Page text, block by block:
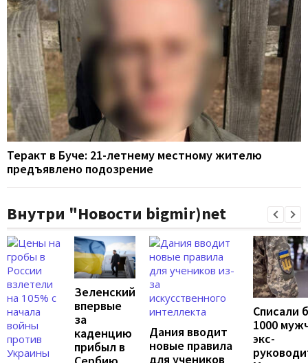
Теракт в Буче: 21-летнему местному жителю
предъявлено подозрение
Внутри "Новости bigmir)net
Зеленский
впервые
за
каденцию
прибыл в
Дания вводит
новые правила
для учеников
Списали
1000
экс-